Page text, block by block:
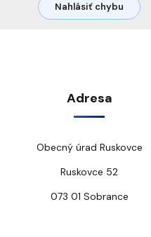
Nahlásiť chybu
Adresa
Obecný úrad Ruskovce
Ruskovce 52
073 01 Sobrance